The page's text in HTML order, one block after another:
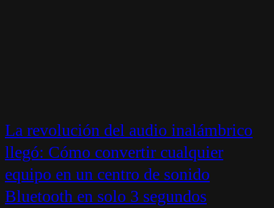
La revolución del audio inalámbrico
llegó: Cómo convertir cualquier
equipo en un centro de sonido
Bluetooth en solo 3 segundos